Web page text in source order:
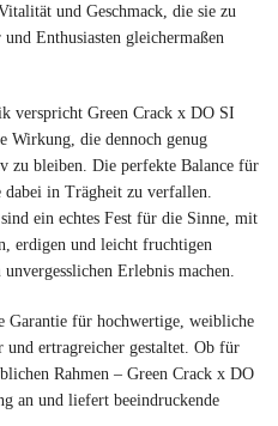
und Geschmack, die sie zu
Enthusiasten gleichermaßen
verspricht Green Crack x DO SI
Wirkung, die dennoch genug
zu bleiben. Die perfekte Balance für
dabei in Trägheit zu verfallen.
ein echtes Fest für die Sinne, mit
erdigen und leicht fruchtigen
Erlebnis machen.
Garantie für hochwertige, weibliche
und ertragreicher gestaltet. Ob für
Rahmen – Green Crack x DO
an und liefert beeindruckende